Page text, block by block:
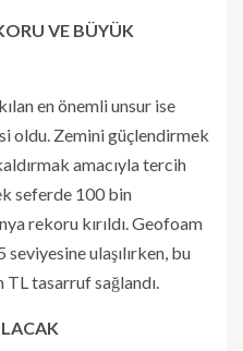
VE BÜYÜK
en önemli unsur ise
oldu. Zemini güçlendirmek
amacıyla tercih
seferde 100 bin
rekoru kırıldı. Geofoam
seviyesine ulaşılırken, bu
tasarruf sağlandı.